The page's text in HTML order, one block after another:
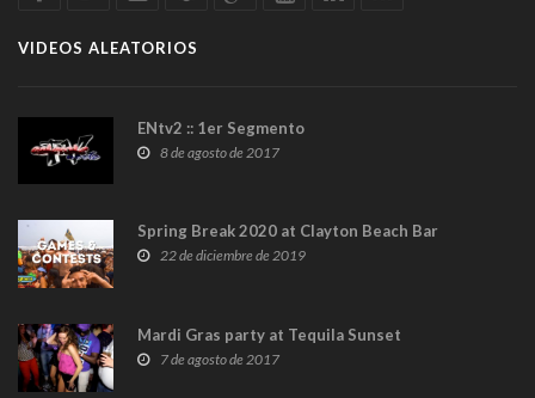
VIDEOS ALEATORIOS
ENtv2 :: 1er Segmento
8 de agosto de 2017
Spring Break 2020 at Clayton Beach Bar
22 de diciembre de 2019
Mardi Gras party at Tequila Sunset
7 de agosto de 2017